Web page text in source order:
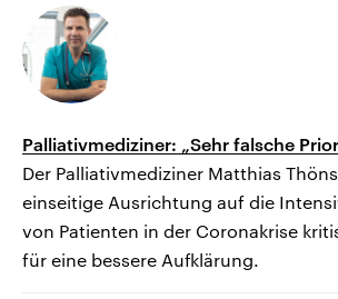
Palliativmediziner: „Sehr falsche
Der Palliativmediziner Matthias
einseitige Ausrichtung auf die
von Patienten in der Coronakrise
für eine bessere Aufklärung.